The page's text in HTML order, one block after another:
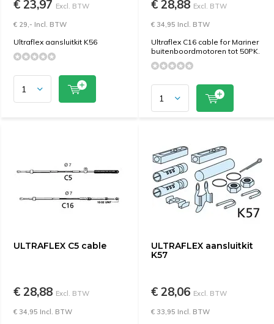
€ 23,97 Excl. BTW
€ 29,- Incl. BTW
Ultraflex aansluitkit K56
€ 28,88 Excl. BTW
€ 34,95 Incl. BTW
Ultraflex C16 cable for Mariner
buitenboordmotoren tot 50PK.
ULTRAFLEX C5 cable
€ 28,88 Excl. BTW
€ 34,95 Incl. BTW
ULTRAFLEX aansluitkit
K57
€ 28,06 Excl. BTW
€ 33,95 Incl. BTW